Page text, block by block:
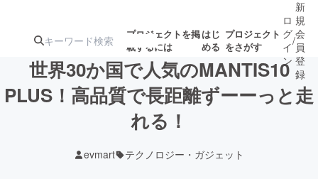
プロジェクトを掲
載するには
はじ
める
プロジェクト
をさがす
注目の新着プロ
募集終了が近いプ
ロ
グ
イ
ン
/
新
規
会
員
登
録
世界30か国で人気のMANTIS10
PLUS！高品質で長距離ずーーっと走
れる！
evmart テクノロジー・ガジェット